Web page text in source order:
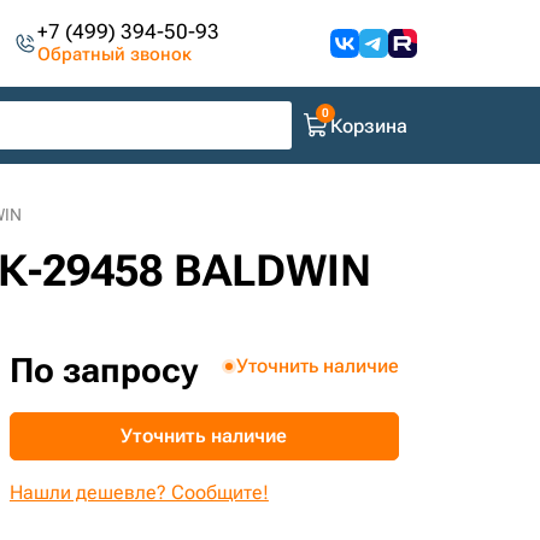
+7 (499) 394-50-93
Обратный звонок
Корзина
29458 BALDWIN
По запросу Уточнить наличие
Уточнить наличие
Нашли дешевле? Сообщите!